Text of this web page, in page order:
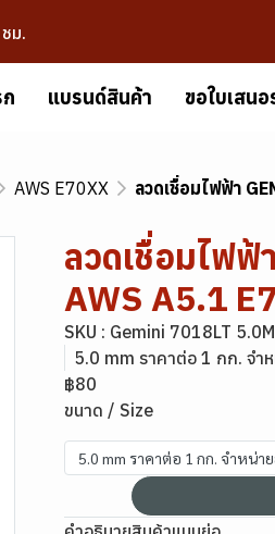
ม.
แบรนด์สินค้า ขอใบเสนอ
AWS E70XX ลวดเชื่อมไฟฟ้า
ลวดเชื่อมไฟฟ้
AWS A5.1
SKU : Gemini 7018LT
5.0 mm ราคาต่อ 1 กก. จำ
฿80
ขนาด / Size
5.0 mm ราคาต่อ 1 กก. จำหน่า